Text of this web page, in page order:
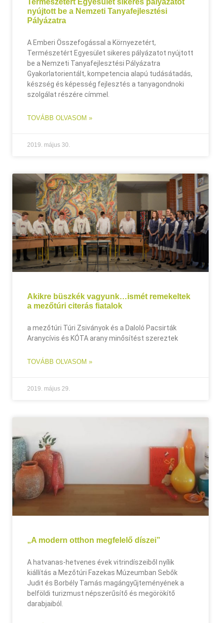
Természetért Egyesület sikeres pályázatot
nyújtott be a Nemzeti Tanyafejlesztési
Pályázatra
A Emberi Összefogással a Környezetért,
Természetért Egyesület sikeres pályázatot nyújtott
be a Nemzeti Tanyafejlesztési Pályázatra
Gyakorlatorientált, kompetencia alapú tudásátadás,
készség és képesség fejlesztés a tanyagondnoki
szolgálat részére címmel.
TOVÁBB OLVASOM »
2019. május 30.
Akikre büszkék vagyunk…ismét remekeltek
a mezőtúri citerás fiatalok
a mezőtúri Túri Zsiványok és a Daloló Pacsirták
Aranycívis és KÓTA arany minősítést szereztek
TOVÁBB OLVASOM »
2019. május 29.
„A modern otthon megfelelő díszei”
A hatvanas-hetvenes évek vitrindíszeiből nyílik
kiállítás a Mezőtúri Fazekas Múzeumban Sebők
Judit és Borbély Tamás magángyűjteményének a
belföldi turizmust népszerűsítő és megörökítő
darabjaiból.